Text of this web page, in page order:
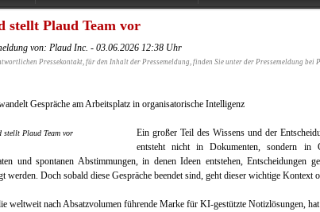
stellt Plaud Team vor
von: Plaud Inc. - 03.06.2026 12:38 Uhr
Pressekontakt, für den Inhalt der Pressemeldung, finden Sie unter der Pressemeldung bei
Gespräche am Arbeitsplatz in organisatorische Intelligenz
Ein großer Teil des Wissens und der
entsteht nicht in Dokumenten, sondern in
und spontanen Abstimmungen, in denen Ideen entstehen, Entscheidungen
werden. Doch sobald diese Gespräche beendet sind, geht dieser wichtige Kontext
weltweit nach Absatzvolumen führende Marke für KI-gestützte Notizlösungen,